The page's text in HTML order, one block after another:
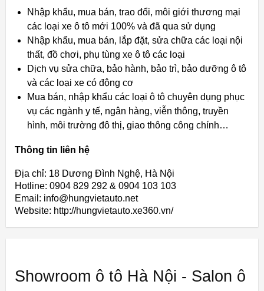
Nhập khẩu, mua bán, trao đổi, môi giới thương mại
các loại xe ô tô mới 100% và đã qua sử dụng
Nhập khẩu, mua bán, lắp đặt, sửa chữa các loại nội
thất, đồ chơi, phụ tùng xe ô tô các loại
Dịch vụ sửa chữa, bảo hành, bảo trì, bảo dưỡng ô tô
và các loại xe có động cơ
Mua bán, nhập khẩu các loại ô tô chuyên dụng phục
vụ các ngành y tế, ngân hàng, viễn thông, truyền
hình, môi trường đô thị, giao thông công chính…
Thông tin liên hệ
Địa chỉ: 18 Dương Đình Nghệ, Hà Nội
Hotline: 0904 829 292 & 0904 103 103
Email: info@hungvietauto.net
Website: http://hungvietauto.xe360.vn/
Showroom ô tô Hà Nội - Salon ô